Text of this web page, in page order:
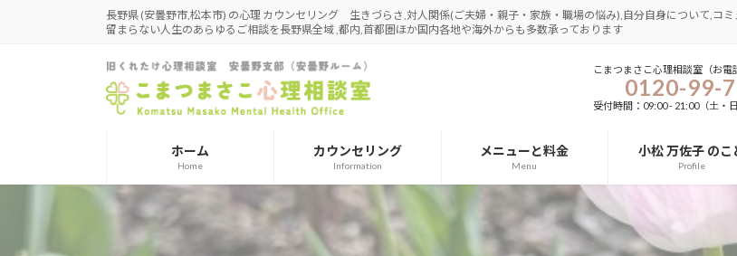
ッ
移
長野県 (安曇野市,松本市) の心理 カウンセリング 生きづらさ,対人関係(ご夫婦・親子・家族・職場の悩み),自分自身について,コ
留まらない人生のあらゆるご相談を長野県全域 ,都内,首都圏ほか国内各地や海外からも多数承っております
こまつまさこ心理相談室（お電
0120-99-
受付時間：09:00 - 21:00（土・
ホーム
Home
カウンセリング
Information
メニューと料金
Menu
小松 万佐子 のこ
Profile